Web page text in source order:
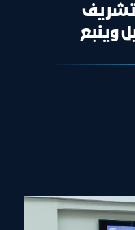
وينبع